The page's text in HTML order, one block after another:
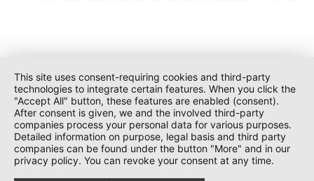
This site uses consent-requiring cookies and third-party
technologies to integrate certain features. When you click the
"Accept All" button, these features are enabled (consent).
After consent is given, we and the involved third-party
companies process your personal data for various purposes.
Detailed information on purpose, legal basis and third party
companies can be found under the button "More" and in our
privacy policy. You can revoke your consent at any time.